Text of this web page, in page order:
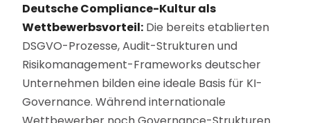
Deutsche Compliance-Kultur als
Wettbewerbsvorteil: Die bereits etablierten
DSGVO-Prozesse, Audit-Strukturen und
Risikomanagement-Frameworks deutscher
Unternehmen bilden eine ideale Basis für KI-
Governance. Während internationale